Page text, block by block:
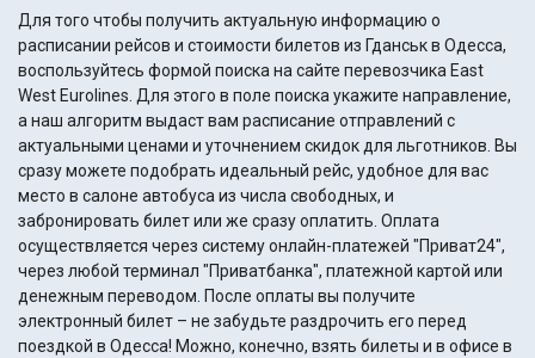
Для того чтобы получить актуальную информацию о
расписании рейсов и стоимости билетов из Гданськ в Одесса,
воспользуйтесь формой поиска на сайте перевозчика East
West Eurolines. Для этого в поле поиска укажите направление,
а наш алгоритм выдаст вам расписание отправлений с
актуальными ценами и уточнением скидок для льготников. Вы
сразу можете подобрать идеальный рейс, удобное для вас
место в салоне автобуса из числа свободных, и
забронировать билет или же сразу оплатить. Оплата
осуществляется через систему онлайн-платежей "Приват24",
через любой терминал "Приватбанка", платежной картой или
денежным переводом. После оплаты вы получите
электронный билет – не забудьте раздрочить его перед
поездкой в Одесса! Можно, конечно, взять билеты и в офисе в